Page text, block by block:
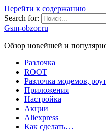
Перейти к содержанию
Search for:
Gsm-obzor.ru
Обзор новейшей и
Разлочка
ROOT
Разлочка модемов,
Приложения
Настройка
Акции
Aliexpress
Как сделать…